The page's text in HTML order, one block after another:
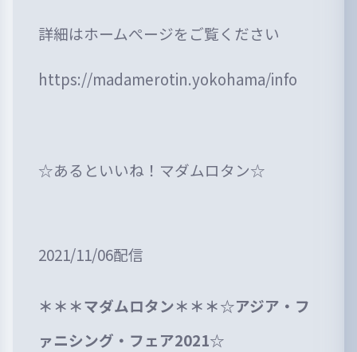
詳細はホームぺージをご覧ください
https://madamerotin.yokohama/info
☆あるといいね！マダムロタン☆
2021/11/06配信
＊＊＊マダムロタン＊＊＊☆アジア・フ
ァニシング・フェア2021☆